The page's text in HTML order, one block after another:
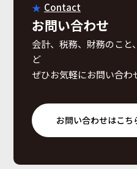
Contact
お問い合わせ
会計、税務、財務のこ
ど
ぜひお気軽にお問い合わ
お問い合わせはこち